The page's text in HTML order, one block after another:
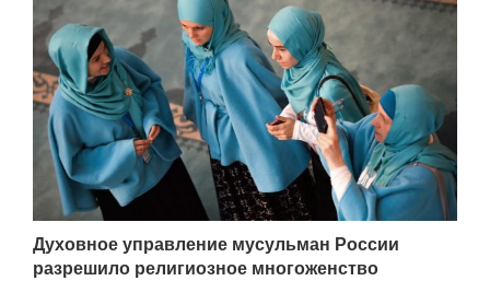
Духовное управление мусульман России
разрешило религиозное многоженство